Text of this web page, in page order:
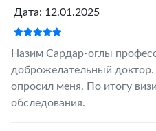
Дата: 12.01.2025
Назим Сардар-оглы
доброжелательный
опросил меня. По итогу
обследования.